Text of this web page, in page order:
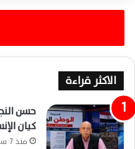
الاكثر قراءة
حسن
كيان
منذ 7 ساعات